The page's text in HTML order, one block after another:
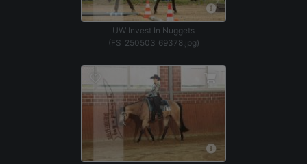
UW Invest In Nuggets
(FS_250503_69378.jpg)